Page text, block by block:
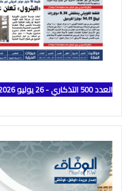
العدد 500 التذكاري - 26 يوليو 2026 - السنة الثالثة